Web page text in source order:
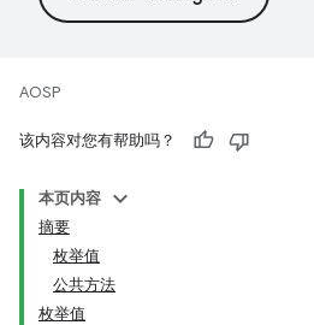
AOSP
该内容对您有帮助吗？
本页内容
摘要
枚举值
公共方法
枚举值